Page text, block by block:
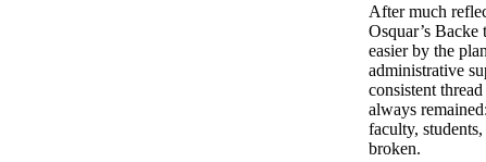
After much
Osquar’s
easier by the
administrative
consistent
always
faculty,
broken.